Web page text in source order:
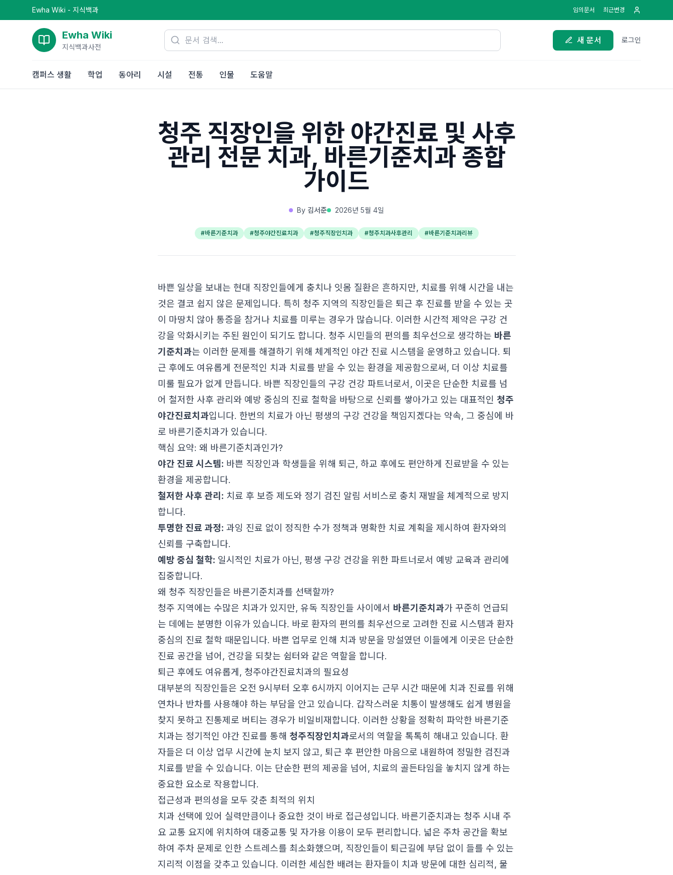
Ewha Wiki - 지식백과 임의문서 최근변경
Ewha Wiki
지식백과사전
새 문서 로그인
캠퍼스 생활 학업 동아리 시설 전통 인물 도움말
청주 직장인을 위한 야간진료 및 사후
관리 전문 치과, 바른기준치과 종합
가이드
By 김서준 2026년 5월 4일
#바른기준치과 #청주야간진료치과 #청주직장인치과 #청주치과사후관리 #바른기준치과리뷰
바쁜 일상을 보내는 현대 직장인들에게 충치나 잇몸 질환은 흔하지만, 치료를 위해 시간을 내는
것은 결코 쉽지 않은 문제입니다. 특히 청주 지역의 직장인들은 퇴근 후 진료를 받을 수 있는 곳
이 마땅치 않아 통증을 참거나 치료를 미루는 경우가 많습니다. 이러한 시간적 제약은 구강 건
강을 악화시키는 주된 원인이 되기도 합니다. 청주 시민들의 편의를 최우선으로 생각하는 바른
기준치과는 이러한 문제를 해결하기 위해 체계적인 야간 진료 시스템을 운영하고 있습니다. 퇴
근 후에도 여유롭게 전문적인 치과 치료를 받을 수 있는 환경을 제공함으로써, 더 이상 치료를
미룰 필요가 없게 만듭니다. 바쁜 직장인들의 구강 건강 파트너로서, 이곳은 단순한 치료를 넘
어 철저한 사후 관리와 예방 중심의 진료 철학을 바탕으로 신뢰를 쌓아가고 있는 대표적인 청주
야간진료치과입니다. 한번의 치료가 아닌 평생의 구강 건강을 책임지겠다는 약속, 그 중심에 바
로 바른기준치과가 있습니다.
핵심 요약: 왜 바른기준치과인가?
야간 진료 시스템: 바쁜 직장인과 학생들을 위해 퇴근, 하교 후에도 편안하게 진료받을 수 있는
환경을 제공합니다.
철저한 사후 관리: 치료 후 보증 제도와 정기 검진 알림 서비스로 충치 재발을 체계적으로 방지
합니다.
투명한 진료 과정: 과잉 진료 없이 정직한 수가 정책과 명확한 치료 계획을 제시하여 환자와의
신뢰를 구축합니다.
예방 중심 철학: 일시적인 치료가 아닌, 평생 구강 건강을 위한 파트너로서 예방 교육과 관리에
집중합니다.
왜 청주 직장인들은 바른기준치과를 선택할까?
청주 지역에는 수많은 치과가 있지만, 유독 직장인들 사이에서 바른기준치과가 꾸준히 언급되
는 데에는 분명한 이유가 있습니다. 바로 환자의 편의를 최우선으로 고려한 진료 시스템과 환자
중심의 진료 철학 때문입니다. 바쁜 업무로 인해 치과 방문을 망설였던 이들에게 이곳은 단순한
진료 공간을 넘어, 건강을 되찾는 쉼터와 같은 역할을 합니다.
퇴근 후에도 여유롭게, 청주야간진료치과의 필요성
대부분의 직장인들은 오전 9시부터 오후 6시까지 이어지는 근무 시간 때문에 치과 진료를 위해
연차나 반차를 사용해야 하는 부담을 안고 있습니다. 갑작스러운 치통이 발생해도 쉽게 병원을
찾지 못하고 진통제로 버티는 경우가 비일비재합니다. 이러한 상황을 정확히 파악한 바른기준
치과는 정기적인 야간 진료를 통해 청주직장인치과로서의 역할을 톡톡히 해내고 있습니다. 환
자들은 더 이상 업무 시간에 눈치 보지 않고, 퇴근 후 편안한 마음으로 내원하여 정밀한 검진과
치료를 받을 수 있습니다. 이는 단순한 편의 제공을 넘어, 치료의 골든타임을 놓치지 않게 하는
중요한 요소로 작용합니다.
접근성과 편의성을 모두 갖춘 최적의 위치
치과 선택에 있어 실력만큼이나 중요한 것이 바로 접근성입니다. 바른기준치과는 청주 시내 주
요 교통 요지에 위치하여 대중교통 및 자가용 이용이 모두 편리합니다. 넓은 주차 공간을 확보
하여 주차 문제로 인한 스트레스를 최소화했으며, 직장인들이 퇴근길에 부담 없이 들를 수 있는
지리적 이점을 갖추고 있습니다. 이러한 세심한 배려는 환자들이 치과 방문에 대한 심리적, 물